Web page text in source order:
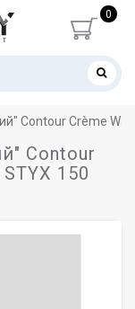
0
Contour Crème
Contour
150